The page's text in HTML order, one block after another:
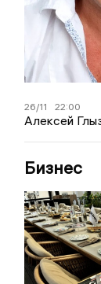
26/11 22:00
Алексей
Бизнес